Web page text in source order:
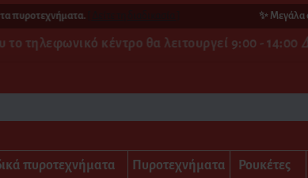
[ Δείτε τη διαδικασία ] ✨ Μεγάλα
τηλεφωνικό κέντρο θα λειτουργεί 9:00 - 14:00
πυροτεχνήματα
Πυροτεχνήματα
Ρουκέτες